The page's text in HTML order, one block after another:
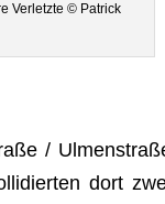
Ver­letzte © Patrick
/
dort